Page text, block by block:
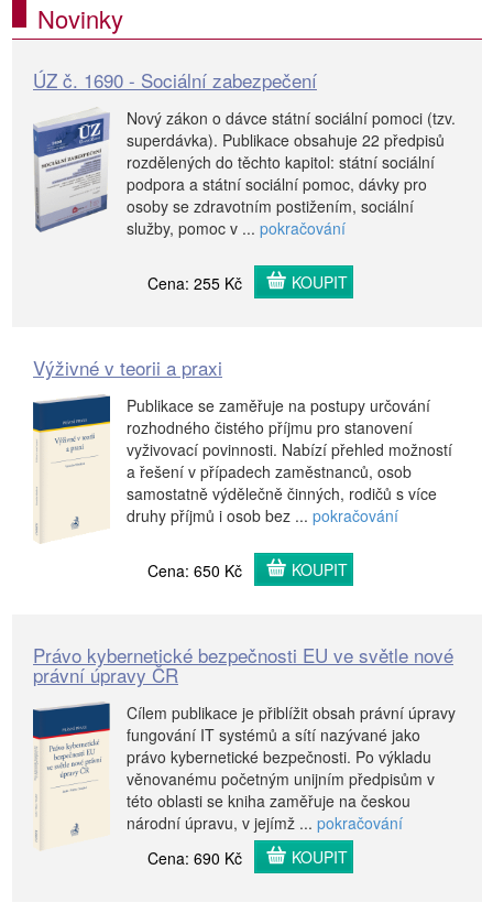
Novinky
ÚZ č. 1690 - Sociální zabezpečení
Nový zákon o dávce státní sociální pomoci (tzv.
superdávka). Publikace obsahuje 22 předpisů
rozdělených do těchto kapitol: státní sociální
podpora a státní sociální pomoc, dávky pro
osoby se zdravotním postižením, sociální
služby, pomoc v ... pokračování
Cena: 255 Kč KOUPIT
Výživné v teorii a praxi
Publikace se zaměřuje na postupy určování
rozhodného čistého příjmu pro stanovení
vyživovací povinnosti. Nabízí přehled možností
a řešení v případech zaměstnanců, osob
samostatně výdělečně činných, rodičů s více
druhy příjmů i osob bez ... pokračování
Cena: 650 Kč KOUPIT
Právo kybernetické bezpečnosti EU ve světle nové
právní úpravy ČR
Cílem publikace je přiblížit obsah právní úpravy
fungování IT systémů a sítí nazývané jako
právo kybernetické bezpečnosti. Po výkladu
věnovanému početným unijním předpisům v
této oblasti se kniha zaměřuje na českou
národní úpravu, v jejímž ... pokračování
Cena: 690 Kč
KOUPIT